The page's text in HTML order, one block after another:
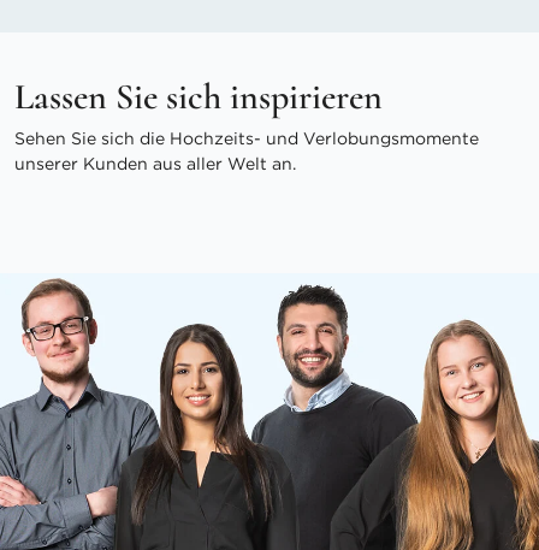
Lassen Sie sich inspirieren
Sehen Sie sich die Hochzeits- und Verlobungsmomente
unserer Kunden aus aller Welt an.